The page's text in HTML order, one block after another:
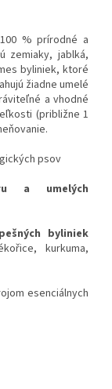
% prírodné a
zemiaky, jablká,
byliniek, ktoré
žiadne umelé
a vhodné
(približne 1
psov
a umelých
byliniek
kurkuma,
esenciálnych